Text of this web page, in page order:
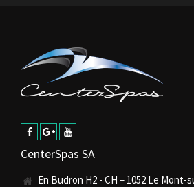
CenterSpas SA
En Budron H2 - CH – 1052 Le Mont-